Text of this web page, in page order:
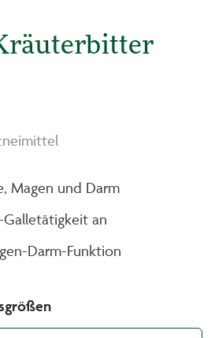
Magen und Darm
an
Darm-Funktion